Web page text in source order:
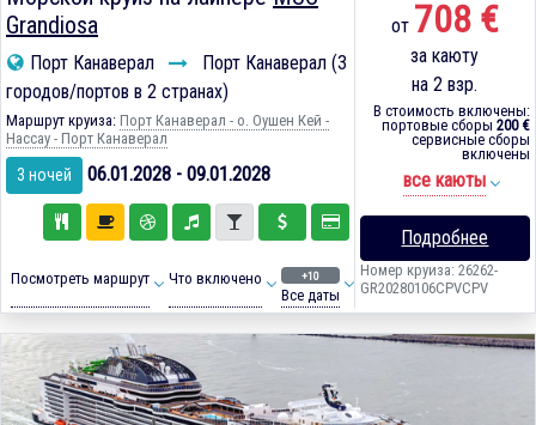
Grandiosa
Порт Канаверал
Порт Канаверал (3
городов/портов в 2 странах)
Маршрут круиза: Порт Канаверал - о. Оушен Кей -
Нассау - Порт Канаверал
3 ночей 06.01.2028 - 09.01.2028
Посмотреть маршрут Что включено +10
Все даты
от 708 €
за каюту
на 2 взр.
В стоимость включены:
портовые сборы 200 €
сервисные сборы
включены
все каюты
Подробнее
Номер круиза: 26262-
GR20280106CPVCPV